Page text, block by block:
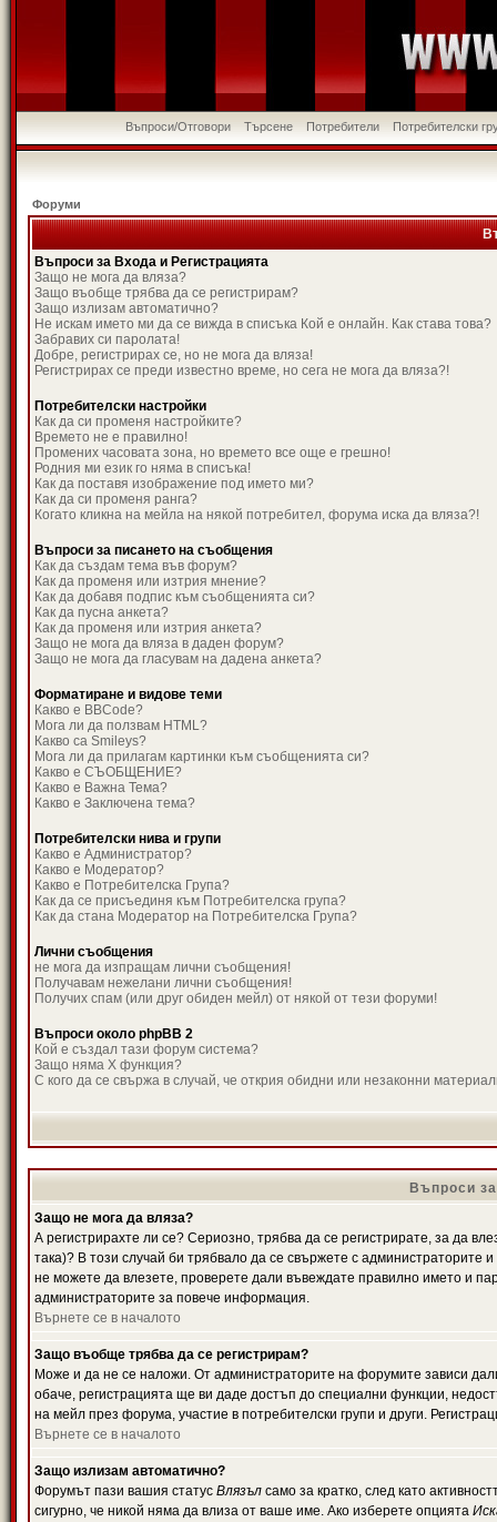
Въпроси/Отговори Търсене Потребители Потребителски
Форуми
Въпроси за Входа и Регистрацията
Защо не мога да вляза?
Защо въобще трябва да се регистрирам?
Защо излизам автоматично?
Не искам името ми да се вижда в списъка Кой е онлайн. Как става това?
Забравих си паролата!
Добре, регистрирах се, но не мога да вляза!
Регистрирах се преди известно време, но сега не мога да вляза?!
Потребителски настройки
Как да си променя настройките?
Времето не е правилно!
Промених часовата зона, но времето все още е грешно!
Родния ми език го няма в списъка!
Как да поставя изображение под името ми?
Как да си променя ранга?
Когато кликна на мейла на някой потребител, форума иска да вляза?!
Въпроси за писането на съобщения
Как да създам тема във форум?
Как да променя или изтрия мнение?
Как да добавя подпис към съобщенията си?
Как да пусна анкета?
Как да променя или изтрия анкета?
Защо не мога да вляза в даден форум?
Защо не мога да гласувам на дадена анкета?
Форматиране и видове теми
Какво е BBCode?
Мога ли да ползвам HTML?
Какво са Smileys?
Мога ли да прилагам картинки към съобщенията си?
Какво е СЪОБЩЕНИЕ?
Какво е Важна Тема?
Какво е Заключена тема?
Потребителски нива и групи
Какво е Администратор?
Какво е Модератор?
Какво е Потребителска Група?
Как да се присъединя към Потребителска група?
Как да стана Модератор на Потребителска Група?
Лични съобщения
не мога да изпращам лични съобщения!
Получавам нежелани лични съобщения!
Получих спам (или друг обиден мейл) от някой от тези форуми!
Въпроси около phpBB 2
Кой е създал тази форум система?
Защо няма X функция?
С кого да се свържа в случай, че открия обидни или незаконни
Въпроси
Защо не мога да вляза?
А регистрирахте ли се? Сериозно, трябва да се регистрирате, за да
така)? В този случай би трябвало да се свържете с администраторите
не можете да влезете, проверете дали въвеждате правилно името и
администраторите за повече информация.
Върнете се в началото
Защо въобще трябва да се регистрирам?
Може и да не се наложи. От администраторите на форумите зависи
обаче, регистрацията ще ви даде достъп до специални функции,
на мейл през форума, участие в потребителски групи и други.
Върнете се в началото
Защо излизам автоматично?
Форумът пази вашия статус Влязъл само за кратко, след като
сигурно, че никой няма да влиза от ваше име. Ако изберете опцията